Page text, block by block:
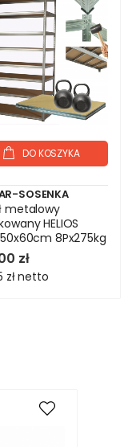
DO KOSZYKA
SOSENKA
metalowy
HELIOS
8Px275kg
zł
złnetto